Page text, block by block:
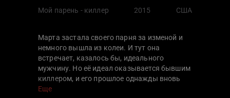
Мой парень - киллер 2015 США
Марта застала своего парня за изменой и
немного вышла из колеи. И тут она
встречает, казалось бы, идеального
мужчину. Но её идеал оказывается бывшим
киллером, и его прошлое однажды вновь
заявляет о себе, причем не самым
Еще